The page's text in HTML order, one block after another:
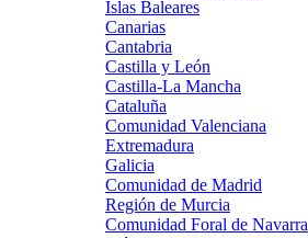
Islas Baleares
Canarias
Cantabria
Castilla y León
Castilla-La Mancha
Cataluña
Comunidad Valenciana
Extremadura
Galicia
Comunidad de Madrid
Región de Murcia
Comunidad Foral de Navarra